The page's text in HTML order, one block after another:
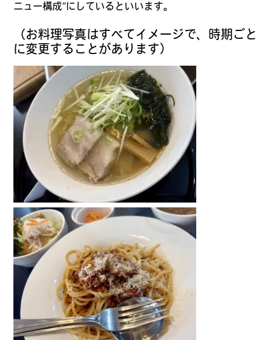
ニュー構成”にしているといいます。
（お料理写真はすべてイメージで、時期ごと
に変更することがあります）